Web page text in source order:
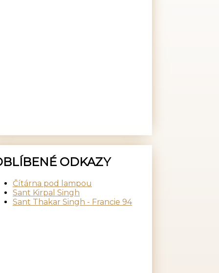
ODKAZY
Čítárna pod lampou
Sant Kirpal Singh
Sant Thakar Singh - Francie 94